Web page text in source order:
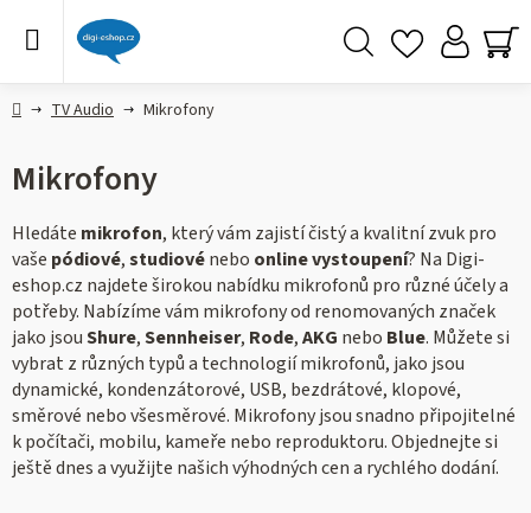
DomůTV Audio Mikrofony
Mikrofony
Hledáte mikrofon, který vám zajistí čistý a kvalitní zvuk pro
vaše pódiové,studiovénebo online vystoupení? Na Digi-
eshop.cz najdete širokou nabídku mikrofonů pro různé účely a
potřeby. Nabízíme vám mikrofony od renomovaných značek
jako jsouShure,Sennheiser, Rode,AKG nebo Blue. Můžete si
vybrat z různých typů a technologií mikrofonů, jako jsou
dynamické, kondenzátorové, USB, bezdrátové, klopové,
směrové nebo všesměrové. Mikrofony jsou snadno připojitelné
k počítači, mobilu, kameře nebo reproduktoru. Objednejte si
ještě dnes a využijte našich výhodných cen a rychlého dodání.